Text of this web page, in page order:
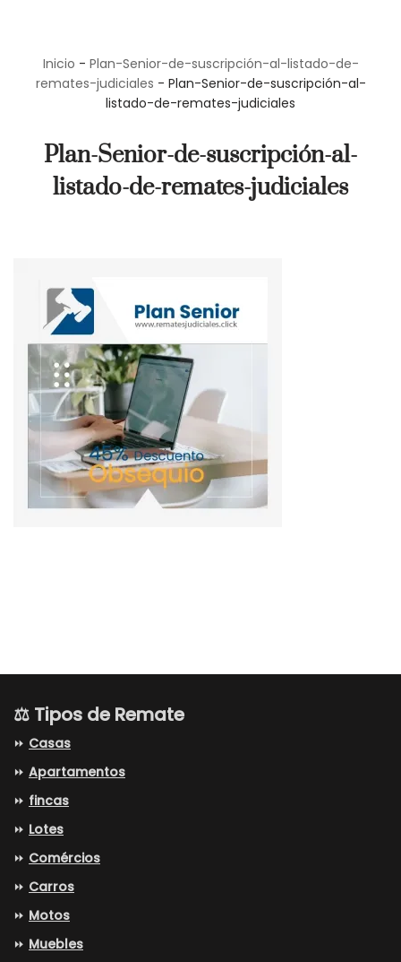
contenido
Inicio - Plan-Senior-de-suscripción-al-listado-de-
remates-judiciales - Plan-Senior-de-suscripción-al-
listado-de-remates-judiciales
Plan-Senior-de-suscripción-al-
listado-de-remates-judiciales
⚖️ Tipos de Remate
⏩ Casas
⏩ Apartamentos
⏩ fincas
⏩ Lotes
⏩ Comércios
⏩ Carros
⏩ Motos
⏩ Muebles